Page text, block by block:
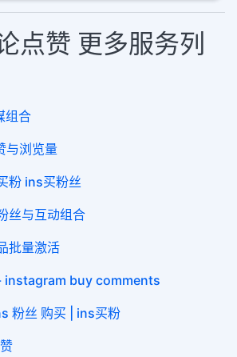
点赞 更多服务列
组合
与浏览量
粉 ins买粉丝
丝与互动组合
批量激活
instagram buy comments
粉丝 购买 | ins买粉